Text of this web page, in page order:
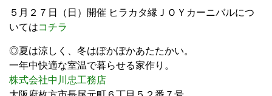
５月２７日（日）開催 ヒラカタ縁ＪＯＹカーニバルにつ
いてはコチラ
◎夏は涼しく、冬はぽかぽかあたたかい。
一年中快適な室温で暮らせる家作り。
株式会社中川忠工務店